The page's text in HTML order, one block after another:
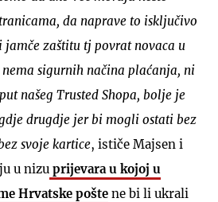
da naprave to isključivo
jamče zaštitu tj povrat novaca u
sigurnih načina plaćanja, ni
našeg Trusted Shopa, bolje je
drugdje jer bi mogli ostati bez
svoje kartice, ističe Majsen i
u nizu prijevara u kojoj u
Hrvatske pošte ne bi li ukrali